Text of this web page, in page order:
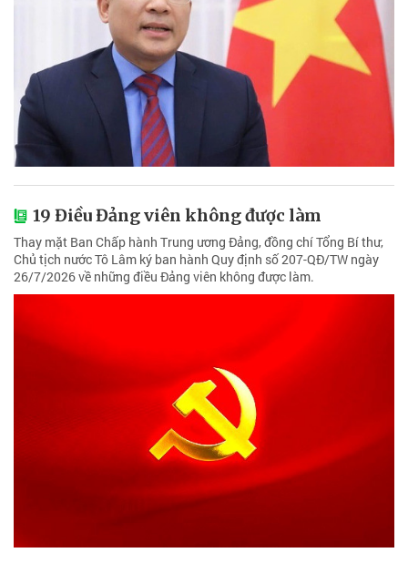
19 Điều Đảng viên không được làm
Thay mặt Ban Chấp hành Trung ương Đảng, đồng chí Tổng Bí thư,
Chủ tịch nước Tô Lâm ký ban hành Quy định số 207-QĐ/TW ngày
26/7/2026 về những điều Đảng viên không được làm.